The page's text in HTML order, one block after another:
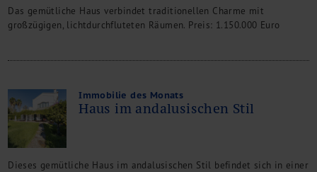
Das gemütliche Haus verbindet traditionellen Charme mit
großzügigen, lichtdurchfluteten Räumen. Preis: 1.150.000 Euro
Immobilie des Monats
Haus im andalusischen Stil
Dieses gemütliche Haus im andalusischen Stil befindet sich in einer